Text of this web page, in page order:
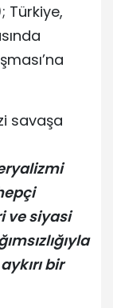
Türkiye,
savaşa
ve siyasi
bir